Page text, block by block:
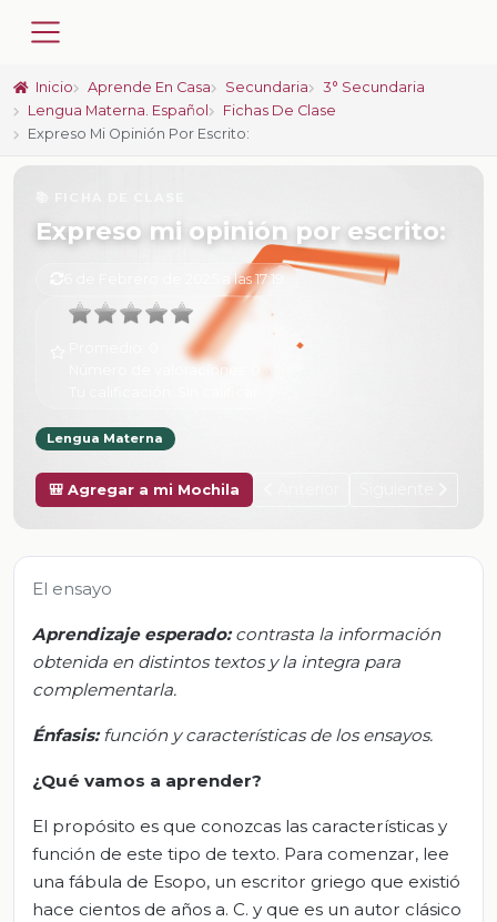
Inicio Aprende En Casa Secundaria
3° Secundaria
Lengua Materna. Español
Fichas De Clase
Expreso Mi Opinión Por Escrito:
Expreso mi opinión por escrito:
6 de Febrero de 2025 a las 17:19
Número de valoraciones:
Lengua Materna
🎒 Agregar a mi Mochila
El ensayo
Aprendizaje esperado: contrasta la información
obtenida en distintos textos y la integra para
complementarla.
Énfasis: función y características de los ensayos.
¿Qué vamos a aprender?
El propósito es que conozcas las características y
función de este tipo de texto. Para comenzar, lee
una fábula de Esopo, un escritor griego que existió
hace cientos de años a. C. y que es un autor clásico